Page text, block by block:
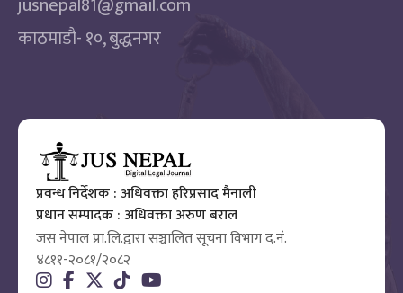
काठमाडाै‌- १०, बुद्धनगर
प्रवन्ध निर्देशक : अधिवक्ता हरिप्रसाद मैनाली
प्रधान सम्पादक : अधिवक्ता अरुण बराल
जस नेपाल प्रा.लि.द्वारा सञ्चालित सूचना विभाग द.नं.
४८११-२०८१/२०८२